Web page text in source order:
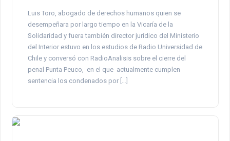
Luis Toro, abogado de derechos humanos quien se
desempeñara por largo tiempo en la Vicaría de la
Solidaridad y fuera también director jurídico del Ministerio
del Interior estuvo en los estudios de Radio Universidad de
Chile y conversó con RadioAnalisis sobre el cierre del
penal Punta Peuco, en el que actualmente cumplen
sentencia los condenados por […]